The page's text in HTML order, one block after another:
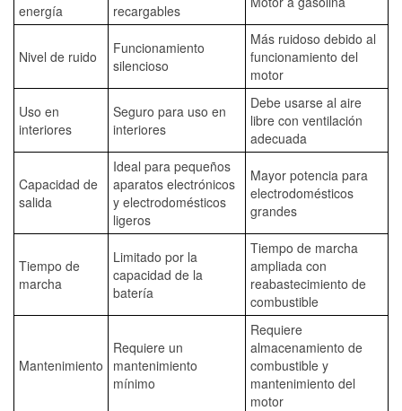
energía
recargables
Nivel de ruido
Funcionamiento
silencioso
Más ruidoso debido al
funcionamiento del
motor
Uso en
interiores
Seguro para uso en
interiores
Debe usarse al aire
libre con ventilación
adecuada
Capacidad de
salida
Ideal para pequeños
aparatos electrónicos
y electrodomésticos
ligeros
Mayor potencia para
electrodomésticos
grandes
Tiempo de
marcha
Limitado por la
capacidad de la
batería
Tiempo de marcha
ampliada con
reabastecimiento de
combustible
Mantenimiento
Requiere un
mantenimiento
mínimo
Requiere
almacenamiento de
combustible y
mantenimiento del
motor